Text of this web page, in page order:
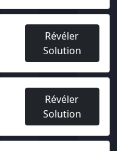
Révéler
Solution
Révéler
Solution